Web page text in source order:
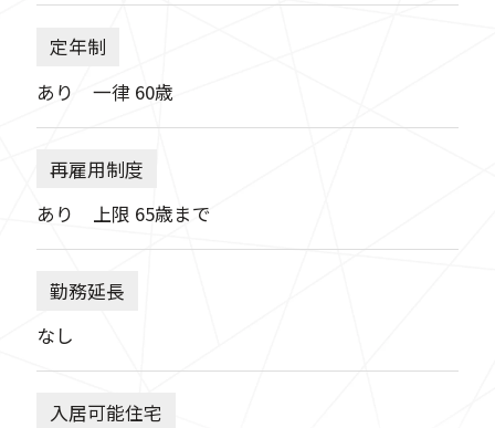
定年制
あり 一律 60歳
再雇用制度
あり 上限 65歳まで
勤務延長
なし
入居可能住宅